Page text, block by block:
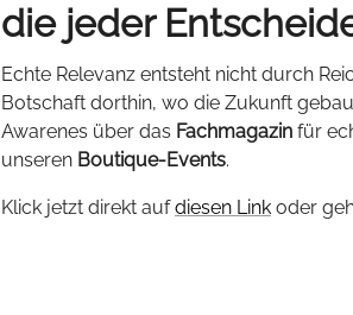
die jeder
Echte Relevanz entsteht nicht durch
Botschaft dorthin, wo die Zukunft
Awarenes über das Fachmagazin für
unseren Boutique-Events.
Klick jetzt direkt aufdiesen Link oder